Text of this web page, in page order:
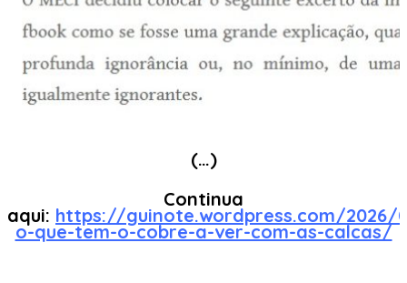
(…)
Continua
aqui: https://guinote.wordpress.com/2026/
o-que-tem-o-cobre-a-ver-com-as-calcas/